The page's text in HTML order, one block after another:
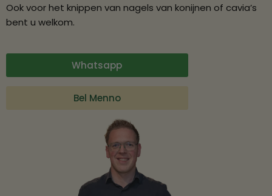
Ook voor het knippen van nagels van konijnen of cavia’s
bent u welkom.
Whatsapp
Bel Menno